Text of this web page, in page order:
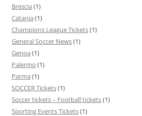
Brescia (1)
Catania (1)
Champions League Tickets(1)
General Soccer News(1)
Genoa (1)
Palermo (1)
Parma (1)
SOCCER Tickets(1)
Soccer tickets – Football tickets(1)
Sporting Events Tickets(1)